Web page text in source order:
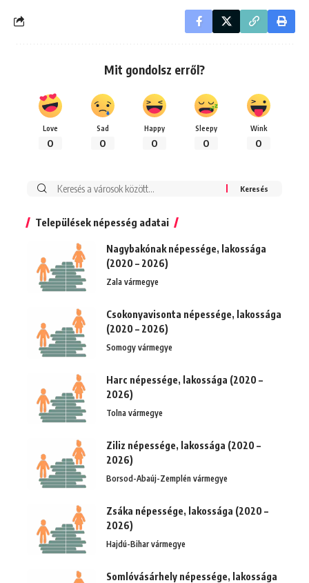
Mit gondolsz erről?
Love
0
Sad
0
Happy
0
Sleepy
0
Wink
0
Keresés:
Települések népesség adatai
Nagybakónak népessége, lakossága
(2020 – 2026)
Zala vármegye
Csokonyavisonta népessége, lakossága
(2020 – 2026)
Somogy vármegye
Harc népessége, lakossága (2020 –
2026)
Tolna vármegye
Ziliz népessége, lakossága (2020 –
2026)
Borsod-Abaúj-Zemplén vármegye
Zsáka népessége, lakossága (2020 –
2026)
Hajdú-Bihar vármegye
Somlóvásárhely népessége, lakossága